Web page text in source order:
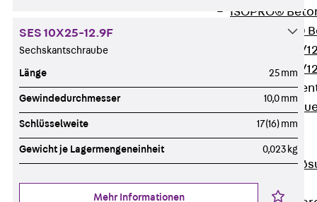
ISOPRO®
ISOPRO® 120
ISOPRO® 80/
ISOPRO® 80/
Zurück
ISOMUR®
Digitale Lösungen
Zurück Digitale
Software
SES 10X25-12.9F
Sechskantschraube
Länge 25 mm
Gewindedurchmesser 10,0 mm
Schlüsselweite 17(16) mm
Gewicht je Lagermengeneinheit 0,023 kg
Mehr Informationen